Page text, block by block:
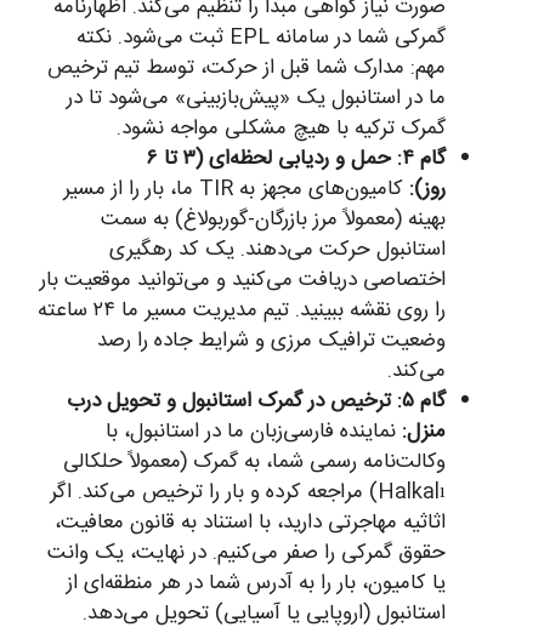
صورت نیاز گواهی مبدأ را تنظیم می‌کند. اظهارنامه
گمرکی شما در سامانه EPL ثبت می‌شود. نکته
مهم: مدارک شما قبل از حرکت، توسط تیم ترخیص
ما در استانبول یک «پیش‌بازبینی» می‌شود تا در
گمرک ترکیه با هیچ مشکلی مواجه نشود.
گام ۴: حمل و ردیابی لحظه‌ای (۳ تا ۶
روز):
کامیون‌های مجهز به TIR ما، بار را از مسیر
بهینه (معمولاً مرز بازرگان-گوربولاغ) به سمت
استانبول حرکت می‌دهند. یک کد رهگیری
اختصاصی دریافت می‌کنید و می‌توانید موقعیت بار
را روی نقشه ببینید. تیم مدیریت مسیر ما ۲۴ ساعته
وضعیت ترافیک مرزی و شرایط جاده را رصد
می‌کند.
گام ۵: ترخیص در گمرک استانبول و تحویل درب
منزل: نماینده فارسی‌زبان ما در استانبول، با
وکالت‌نامه رسمی شما، به گمرک (معمولاً حلکالی
Halkalı) مراجعه کرده و بار را ترخیص می‌کند. اگر
اثاثیه مهاجرتی دارید، با استناد به قانون معافیت،
حقوق گمرکی را صفر می‌کنیم. در نهایت، یک وانت
یا کامیون، بار را به آدرس شما در هر منطقه‌ای از
استانبول (اروپایی یا آسیایی) تحویل می‌دهد.